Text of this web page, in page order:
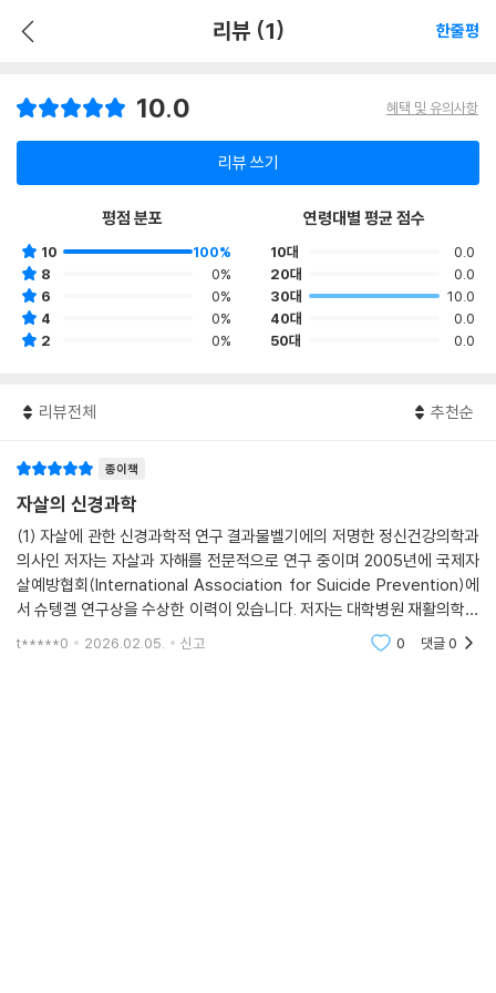
리뷰 (1) 한줄평
10.0 혜택 및 유의사항
리뷰 쓰기
평점 분포
10
100%
8
0%
6
0%
4
0%
2
0%
연령대별 평균 점수
10대
0.0
20대
0.0
30대
10.0
40대
0.0
50대
0.0
리뷰전체 추천순
종이책
자살의 신경과학
(1) 자살에 관한 신경과학적 연구 결과물벨기에의 저명한 정신건강의학과
의사인 저자는 자살과 자해를 전문적으로 연구 중이며 2005년에 국제자
살예방협회(International Association for Suicide Prevention)에
서 슈텡겔 연구상을 수상한 이력이 있습니다. 저자는 대학병원 재활의학과
협진 환자(발레리)를 통해 뇌의 어두운 측면에 관심을 갖게 되었고, 본 책
t*****0 2026.02.05. 신고 0 댓글0